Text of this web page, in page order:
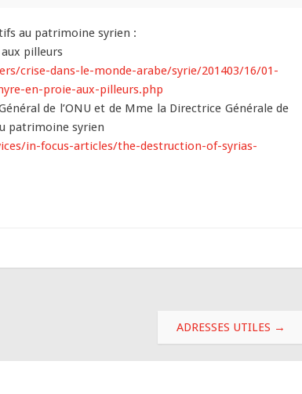
au patrimoine syrien :
pilleurs
crise-dans-le-monde-arabe/syrie/201403/16/01-
en-proie-aux-pilleurs.php
de l’ONU et de Mme la Directrice Générale de
patrimoine syrien
in-focus-articles/the-destruction-of-syrias-
ADRESSES UTILES →